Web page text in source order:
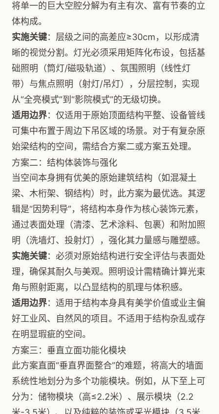
将单一的巨大空腔分解为有主有次、富有节奏的立
体构成。
实施关键：层级之间的高差应≥30cm，以形成清
晰的视觉分割。灯光必须采用矩阵化布设，包括基
础照明（筒灯/磁吸轨道）、氛围照明（线性灯
带）与焦点照明（射灯/吊灯），分层控制，实现
从“全亮模式”到“影院模式”的无级切换。
适用边界：仅适用于原始顶面结构平整、设备管线
可集中布置于周边下吊区域的场景。对于有复杂原
始梁结构的空间，需结合方案二或方案五处理。
方案二：结构体装饰与强化
当空间本身拥有优美的原始建筑结构（如混凝土
梁、木桁架、钢结构）时，此方案为最优选。其逻
辑是“因势利导”，将结构本身作为核心装饰元素，
通过表面处理（清漆、艺术涂料、包裹）和附加照
明（洗墙灯、投射灯），强化其力量感与雕塑感。
实施关键：必须对原始结构进行安全评估与表面处
理，确保其耐久与美观。照明设计需精确计算光束
角与照射距离，以凸显结构的肌理与体积感。
适用边界：适用于结构本身具有美学价值或业主偏
好工业风、自然风的项目。不适用于结构杂乱或存
在明显瑕疵的空间。
方案三：垂直立面功能化模块
此方案直面“垂直界面整合”的难题，将高大的墙面
系统性地划分为多个功能模块。例如，从下至上可
分为：储物模块（高≤2.2米）、展示模块（2.2